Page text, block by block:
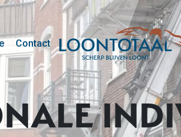
Contact